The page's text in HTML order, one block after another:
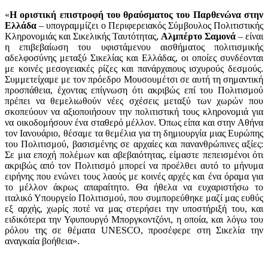
«Η οριστική επιστροφή του θραύσματος του Παρθενώνα στην
Ελλάδα – υπογραμμίζει ο Περιφερειακός Σύμβουλος Πολιτιστικής
Κληρονομιάς και Σικελικής Ταυτότητας, Αλμπέρτο Σαμονά – είναι
η επιβεβαίωση του υφιστάμενου αισθήματος πολιτισμικής
αδελφοσύνης μεταξύ Σικελίας και Ελλάδας, οι οποίες συνδέονται
με κοινές μεσογειακές ρίζες και πανάρχαιους ισχυρούς δεσμούς.
Συμμετείχαμε με τον πρόεδρο Μουσουμέτσι σε αυτή τη σημαντική
προσπάθεια, έχοντας επίγνωση ότι ακριβώς επί του Πολιτισμού
πρέπει να θεμελιωθούν νέες σχέσεις μεταξύ των χωρών που
σκοπεύουν να αξιοποιήσουν την πολιτιστική τους κληρονομιά για
να οικοδομήσουν ένα σταθερό μέλλον. Όπως είπα και στην Αθήνα
τον Ιανουάριο, θέσαμε τα θεμέλια για τη δημιουργία μιας Ευρώπης
του Πολιτισμού, βασισμένης σε αρχαίες και πανανθρώπινες αξίες:
Σε μια εποχή πολέμων και αβεβαιότητας, είμαστε πεπεισμένοι ότι
ακριβώς από τον Πολιτισμό μπορεί να προέλθει αυτό το μήνυμα
ειρήνης που ενώνει τους λαούς με κοινές αρχές και ένα όραμα για
το μέλλον άκρως απαραίτητο. Θα ήθελα να ευχαριστήσω το
ιταλικό Υπουργείο Πολιτισμού, που συμπορεύθηκε μαζί μας ευθύς
εξ αρχής, χωρίς ποτέ να μας στερήσει την υποστήριξή του, και
ειδικότερα την Υφυπουργό Μποργκοντζόνι, η οποία, και λόγω του
ρόλου της σε θέματα UNESCO, προσέφερε στη Σικελία την
αναγκαία βοήθεια».